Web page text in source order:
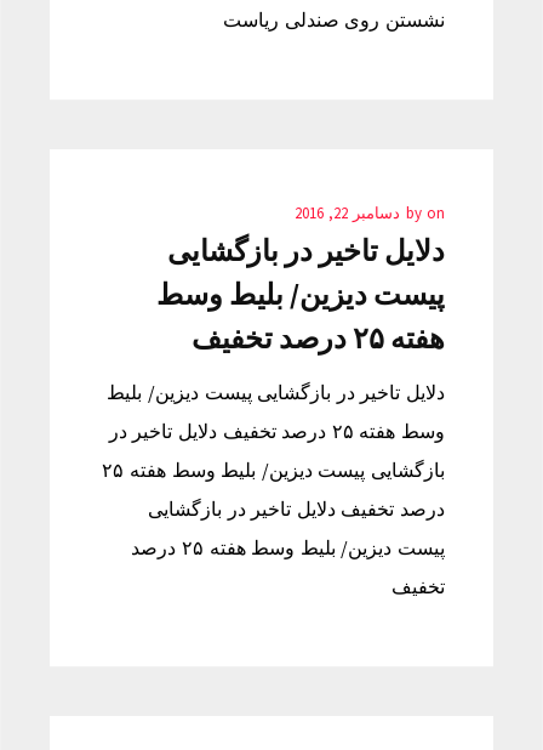
نشستن روی صندلی ریاست
by on دسامبر 22, 2016
دلایل تاخیر در بازگشایی
پیست دیزین/ بلیط وسط
هفته ۲۵ درصد تخفیف
دلایل تاخیر در بازگشایی پیست دیزین/ بلیط
وسط هفته ۲۵ درصد تخفیف دلایل تاخیر در
بازگشایی پیست دیزین/ بلیط وسط هفته ۲۵
درصد تخفیف دلایل تاخیر در بازگشایی
پیست دیزین/ بلیط وسط هفته ۲۵ درصد
تخفیف